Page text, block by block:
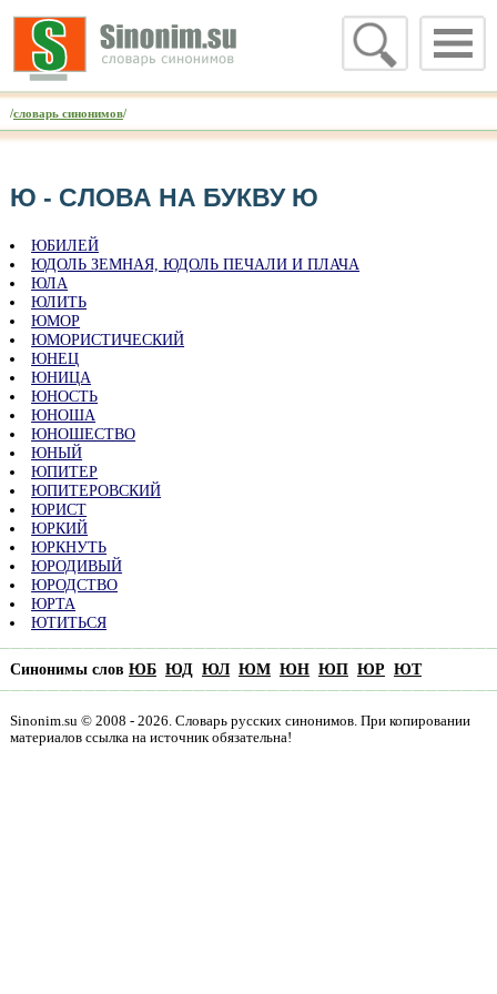
/словарь синонимов/
Ю - CЛОВА НА БУКВУ Ю
ЮБИЛЕЙ
ЮДОЛЬ ЗЕМНАЯ, ЮДОЛЬ ПЕЧАЛИ И ПЛАЧА
ЮЛА
ЮЛИТЬ
ЮМОР
ЮМОРИСТИЧЕСКИЙ
ЮНЕЦ
ЮНИЦА
ЮНОСТЬ
ЮНОША
ЮНОШЕСТВО
ЮНЫЙ
ЮПИТЕР
ЮПИТЕРОВСКИЙ
ЮРИСТ
ЮРКИЙ
ЮРКНУТЬ
ЮРОДИВЫЙ
ЮРОДСТВО
ЮРТА
ЮТИТЬСЯ
Синонимы слов ЮБ ЮД ЮЛ ЮМ ЮН ЮП ЮР ЮТ
Sinonim.su © 2008 - 2026. Словарь русских синонимов. При копировании
материалов ссылка на источник обязательна!